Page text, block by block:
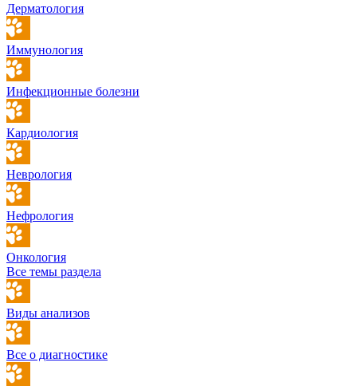
Дерматология
Иммунология
Инфекционные болезни
Кардиология
Неврология
Нефрология
Онкология
Все темы раздела
Виды анализов
Все о диагностике